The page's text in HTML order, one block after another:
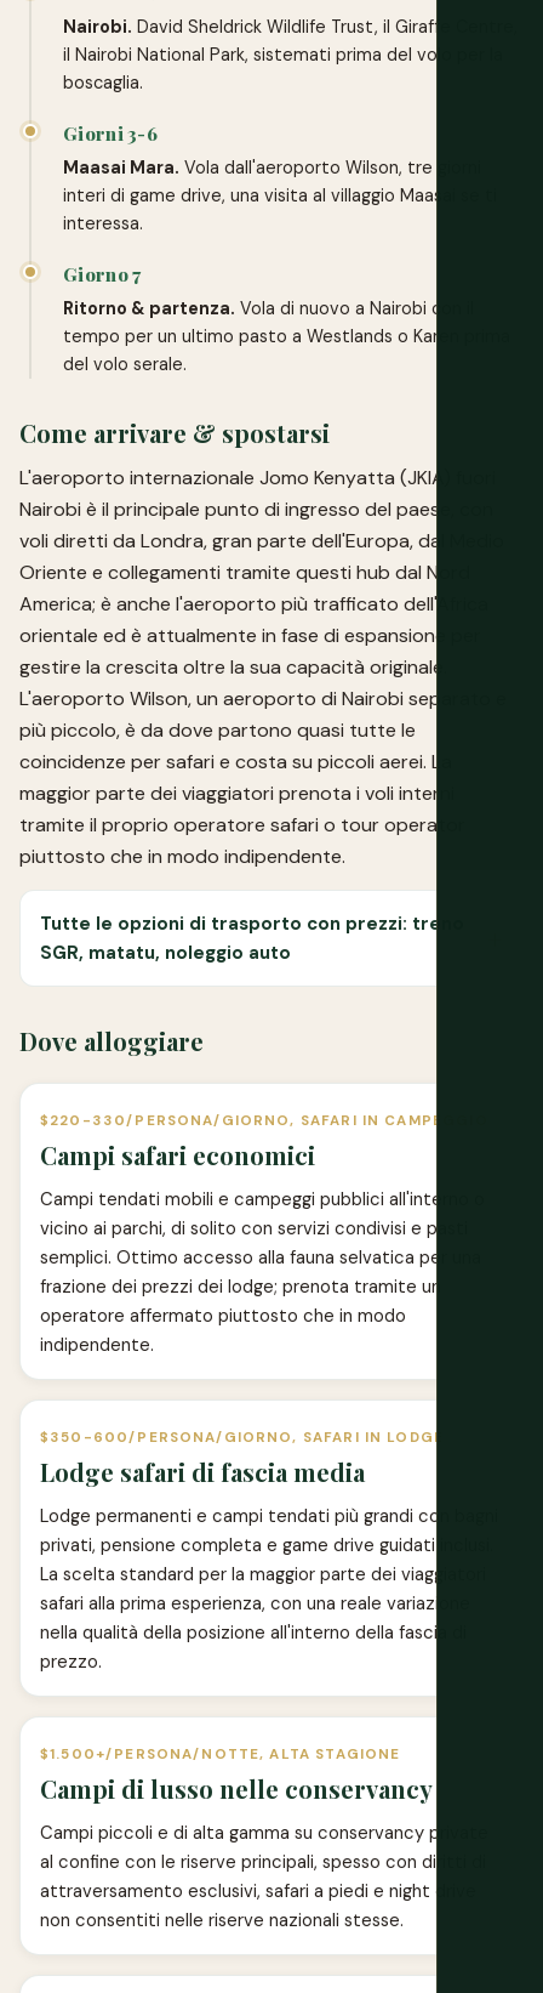
Nairobi. David Sheldrick Wildlife Trust, il Giraffe Centre,
il Nairobi National Park, sistemati prima del volo per la
boscaglia.
Giorni 3-6
Maasai Mara. Vola dall'aeroporto Wilson, tre giorni
interi di game drive, una visita al villaggio Maasai se ti
interessa.
Giorno 7
Ritorno & partenza. Vola di nuovo a Nairobi con il
tempo per un ultimo pasto a Westlands o Karen prima
del volo serale.
Come arrivare & spostarsi
L'aeroporto internazionale Jomo Kenyatta (JKIA) fuori
Nairobi è il principale punto di ingresso del paese, con
voli diretti da Londra, gran parte dell'Europa, dal Medio
Oriente e collegamenti tramite questi hub dal Nord
America; è anche l'aeroporto più trafficato dell'Africa
orientale ed è attualmente in fase di espansione per
gestire la crescita oltre la sua capacità originale.
L'aeroporto Wilson, un aeroporto di Nairobi separato e
più piccolo, è da dove partono quasi tutte le
coincidenze per safari e costa su piccoli aerei. La
maggior parte dei viaggiatori prenota i voli interni
tramite il proprio operatore safari o tour operator
piuttosto che in modo indipendente.
Tutte le opzioni di trasporto con prezzi: treno
SGR, matatu, noleggio auto
Dove alloggiare
$220-330/PERSONA/GIORNO, SAFARI IN CAMPEGGIO
Campi safari economici
Campi tendati mobili e campeggi pubblici all'interno o
vicino ai parchi, di solito con servizi condivisi e pasti
semplici. Ottimo accesso alla fauna selvatica per una
frazione dei prezzi dei lodge; prenota tramite un
operatore affermato piuttosto che in modo
indipendente.
$350-600/PERSONA/GIORNO, SAFARI IN LODGE
Lodge safari di fascia media
Lodge permanenti e campi tendati più grandi con bagni
privati, pensione completa e game drive guidati inclusi.
La scelta standard per la maggior parte dei viaggiatori
safari alla prima esperienza, con una reale variazione
nella qualità della posizione all'interno della fascia di
prezzo.
$1.500+/PERSONA/NOTTE, ALTA STAGIONE
Campi di lusso nelle conservancy
Campi piccoli e di alta gamma su conservancy private
al confine con le riserve principali, spesso con diritti di
attraversamento esclusivi, safari a piedi e night drive
non consentiti nelle riserve nazionali stesse.